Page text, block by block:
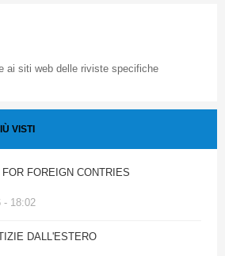
ai siti web delle riviste specifiche
VISTI
FOREIGN CONTRIES
- 18:02
DALL'ESTERO